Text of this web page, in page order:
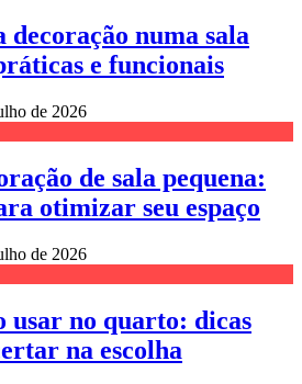
decoração numa sala
e funcionais
de 2026
de sala pequena:
otimizar seu espaço
de 2026
usar no quarto: dicas
na escolha